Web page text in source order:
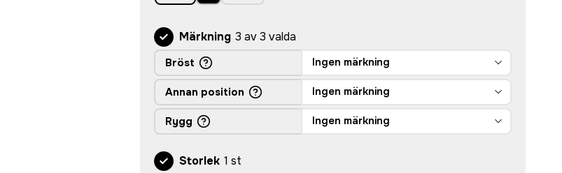
Märkning 3 av 3 valda
Bröst Ingen märkning
Annan position Ingen märkning
Rygg Ingen märkning
Storlek 1 st